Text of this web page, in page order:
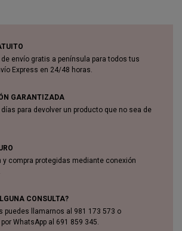
envío gratis a península para todos tus
Express en 24/48 horas.
GARANTIZADA
para devolver un producto que no sea de
y compra protegidas mediante conexión
CONSULTA?
puedes llamarnos al 981 173 573 o
WhatsApp al 691 859 345.